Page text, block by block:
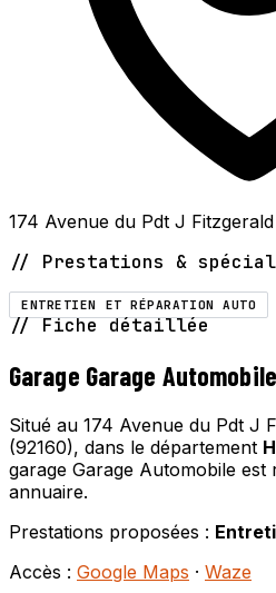
174 Avenue du Pdt J
// Prestations &
ENTRETIEN ET RÉPARATION AUTO
// Fiche détaillée
Garage Garage
Situé au 174 Avenue du Pdt J
(92160), dans le département
garage Garage Automobile
annuaire.
Prestations proposées :
Accès : Google Maps · Waze